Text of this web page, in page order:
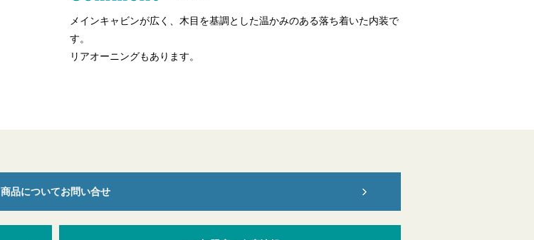
メインキャビンが広く、木目を基調とした温かみのある落ち着いた内装で
す。
リアオーニングもあります。
商品についてお問い合せ